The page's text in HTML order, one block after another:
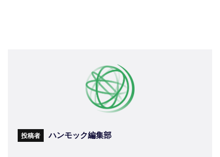
投稿者 ハンモック編集部